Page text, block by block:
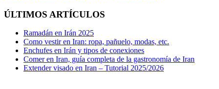
ÚLTIMOS ARTÍCULOS
Ramadán en Irán 2025
Como vestir en Iran: ropa, pañuelo, modas, etc.
Enchufes en Irán y tipos de conexiones
Comer en Iran, guía completa de la gastronomía de Iran
Extender visado en Iran – Tutorial 2025/2026